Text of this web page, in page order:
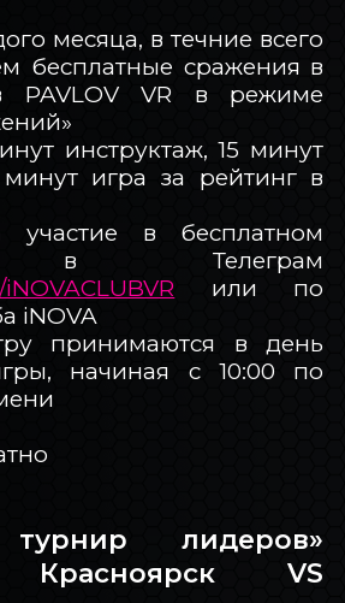
месяца, в течние всего
бесплатные сражения в
PAVLOV VR в режиме
инструктаж, 15 минут
игра за рейтинг в
участие в бесплатном
в Телеграм
или по
iNOVA
принимаются в день
начиная с 10:00 по
турнир лидеров»
Красноярск VS